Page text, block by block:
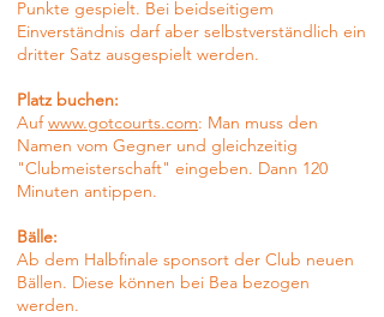
Punkte gespielt. Bei beidseitigem
Einverständnis darf aber selbstverständlich ein
dritter Satz ausgespielt werden.
Platz buchen:
Aufwww.gotcourts.com: Man muss den
Namen vom Gegner und gleichzeitig
"Clubmeisterschaft" eingeben. Dann 120
Minuten antippen.
Bälle:
Ab dem Halbfinale sponsort der Club neuen
Bällen. Diese können bei Bea bezogen
werden.